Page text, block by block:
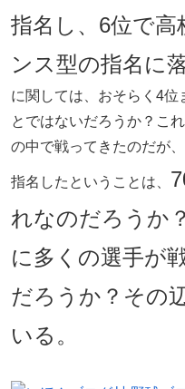
指名し、6位で高
ンス型の指名に
に関しては、おそらく4位
とではないだろうか？こ
の中で戦ってきたのだが
指名したということは、
れなのだろうか
に多くの選手が
だろうか？その
いる。